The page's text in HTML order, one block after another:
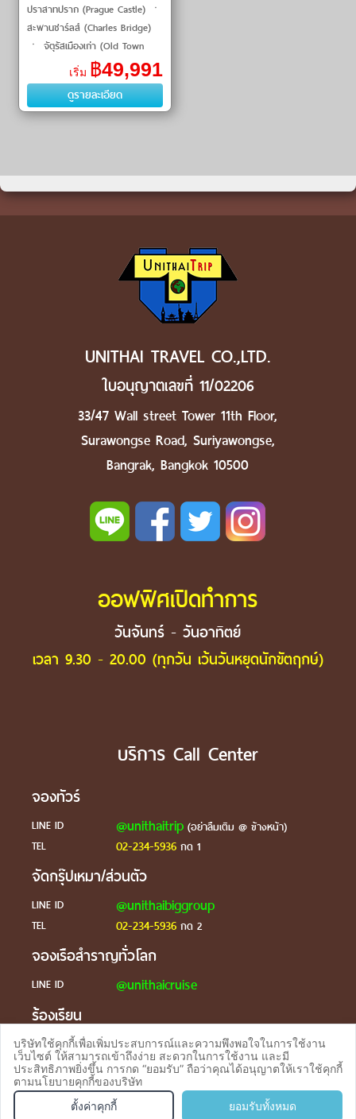
จองทัวร TEL
ปราสาทปราก (Prague Castle) ㆍ
สะพานชาร์ลส์ (Charles Bridge)
ㆍ จัตุรัสเมืองเก่า (Old Town
Square) ㆍ หอนาฬิกา
ดาราศาสตร์ (Prague
Astronomical Clock) ㆍ คาร์โลวี
วา�
เริ่ม ฿49,991
ดูรายละเอียด
UNITHAI TRAVEL CO.,LTD.
ใบอนุญาตเลขที่ 11/02206
33/47 Wall street Tower 11th Floor,
Surawongse Road, Suriyawongse,
Bangrak, Bangkok 10500
ออฟฟิศเปิดทำการ
วันจันทร์ - วันอาทิตย์
เวลา 9.30 - 20.00 (ทุกวัน เว้นวันหยุดนักขัตฤกษ์)
บริการ Call Center
จองทัวร์
LINE ID @unithaitrip(อย่าลืมเติม @ ข้างหน้า)
TEL
02-234-5936กด 1
จัดกรุ๊ปเหมา/ส่วนตัว
LINE ID @unithaibiggroup
TEL 02-234-5936กด 2
จองเรือสำราญทั่วโลก
LINE ID @unithaicruise
ร้องเรียน
LINE ID @unithaicare
บริการตอบรับผ่าน Line
บริษัทใช้คุกกี้เพื่อเพิ่มประสบการณ์และความพึงพอใจในการใช้งาน
เว็บไซต์ ให้สามารถเข้าถึงง่าย สะดวกในการใช้งาน และมี
ประสิทธิภาพยิ่งขึ้น การกด “ยอมรับ” ถือว่าคุณได้อนุญาตให้เราใช้คุกกี้
ตามนโยบายคุกกี้ของบริษัท
ตั้งค่าคุกกี้
ยอมรับทั้งหมด